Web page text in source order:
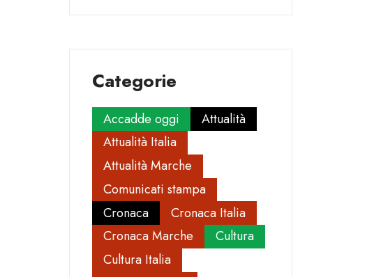
Categorie
Accadde oggi
Attualità
Attualità Italia
Attualità Marche
Comunicati stampa
Cronaca
Cronaca Italia
Cronaca Marche
Cultura
Cultura Italia